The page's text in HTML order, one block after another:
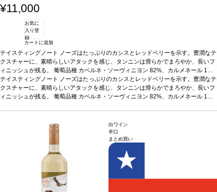
¥11,000
お気に
入り登
録
カートに追加
テイスティングノート ノーズはたっぷりのカシスとレッドベリーを示す。豊潤なテ
クスチャーに、素晴らしいアタックを感じ、タンニンは滑らかでまろやか、長いフ
ィニッシュが残る。 葡萄品種 カベルネ・ソーヴィニヨン 82%、カルメネール 1
2%、メルロー 3%、カベルネ・フラン 3%*本ヴィンテージが在庫切れの場合、在
庫があり価格が同様の場合は自動的に次のヴィンテージに変更されます、ご了承く
ださい。
テイスティングノート ノーズはたっぷりのカシスとレッドベリーを示す。豊潤なテ
クスチャーに、素晴らしいアタックを感じ、タンニンは滑らかでまろやか、長いフ
ィニッシュが残る。 葡萄品種 カベルネ・ソーヴィニヨン 82%、カルメネール 1
白ワイン
辛口
まとめ買い